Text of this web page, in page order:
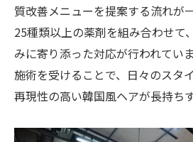
質改善メニューを提案する流れが
25種類以上の薬剤を組み合わせて
みに寄り添った対応が行われてい
施術を受けることで、日々のスタ
再現性の高い韓国風ヘアが長持ち